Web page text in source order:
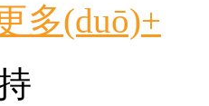
多(duō)+